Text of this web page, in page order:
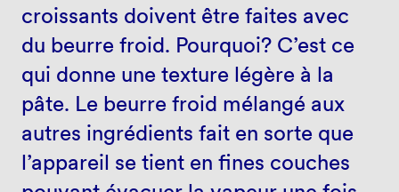
croissants doivent être faites avec
du beurre froid. Pourquoi? C’est ce
qui donne une texture légère à la
pâte. Le beurre froid mélangé aux
autres ingrédients fait en sorte que
l’appareil se tient en fines couches